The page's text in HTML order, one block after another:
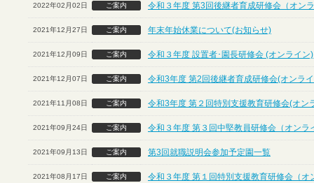
2022年02月02日 ご案内 令和３年度 第3回後継者育成研修会（オン
2021年12月27日 ご案内 年末年始休業について(お知らせ)
2021年12月09日 ご案内 令和３年度 設置者･園長研修会 (オンライン)
2021年12月07日 ご案内 令和3年度 第2回後継者育成研修会(オンラ
2021年11月08日 ご案内 令和3年度 第２回特別支援教育研修会(オン
2021年09月24日 ご案内 令和３年度 第３回中堅教員研修会（オンラ
2021年09月13日 ご案内 第3回就職説明会参加予定園一覧
2021年08月17日 ご案内 令和３年度 第１回特別支援教育研修会（オ